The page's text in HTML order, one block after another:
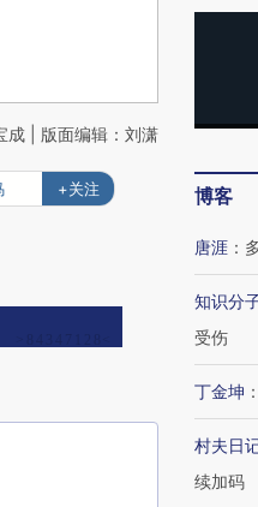
成 | 版面编辑：刘潇
+关注 博客
唐涯 ：
知识分
受伤
丁金坤 ：
村夫日
续加码